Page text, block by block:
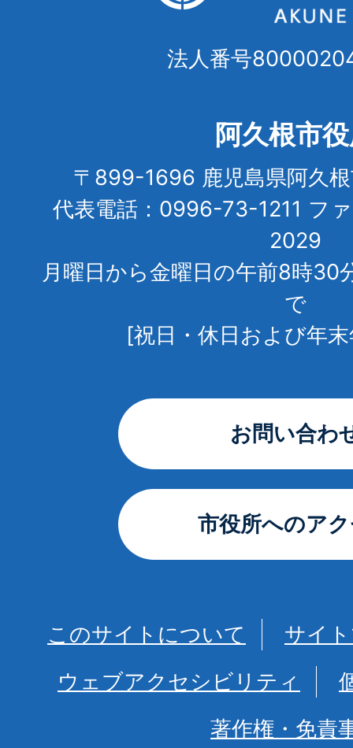
法人番号
阿久根市
〒899-1696 鹿児島県阿久
代表電話：0996-73-1211 フ
2029
月曜日から金曜日の午前8時30
で
[祝日・休日および年
お問い合わ
市役所へのア
このサイトについて
サイ
ウェブアクセシビリティ
著作権・免責